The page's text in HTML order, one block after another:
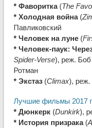
* Фаворитка(The
* Холодная война(
Павликовский
* Человек на луне(
* Человек-паук:
Spider-Verse), реж. Боб
Ротман
* Экстаз(Climax), реж.
Лучшие фильмы 2017
* Дюнкерк(Dunkirk),
* История призрака(